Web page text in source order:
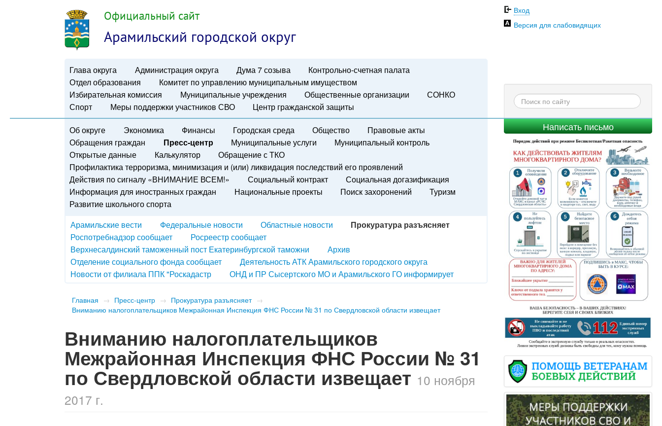
Официальный сайт
Арамильский городской округ
Глава округа Администрация округа Дума 7 созыва
Контрольно-счетная палата
Отдел образования
Комитет по управлению муниципальным имуществом
Избирательная комиссия
Муниципальные учреждения Общественные организации
СОНКО
Спорт
Меры поддержки участников СВО Центр гражданской защиты
Вход
Версия для слабовидящих
Написать письмо
Об округе Экономика Финансы Городская среда Общество
Правовые акты
Обращения граждан
Пресс-центр Муниципальные услуги
Муниципальный контроль
Открытые данные
Калькулятор
Обращение с ТКО
Профилактика терроризма, минимизация и (или) ликвидация последствий его проявлений
Действия по сигналу «ВНИМАНИЕ ВСЕМ!»
Социальный контракт
Социальная догазификация
Информация для иностранных граждан
Национальные проекты Поиск захоронений
Туризм
Развитие школьного спорта
Арамильские вести
Федеральные новости Областные новости
Прокуратура разъясняет
Роспотребнадзор сообщает
Росреестр сообщает
Верхнесалдинский таможенный пост Екатеринбургской таможни
Архив
Отделение социального фонда сообщает
Деятельность АТК Арамильского городского округа
Новости от филиала ППК "Роскадастр
ОНД и ПР Сысертского МО и Арамильского ГО информирует
Главная → Пресс-центр → Прокуратура разъясняет →
Вниманию налогоплательщиков Межрайонная Инспекция ФНС России № 31 по Свердловской области извещает
Вниманию налогоплательщиков
Межрайонная Инспекция ФНС России № 31
по Свердловской области извещает 10 ноября
2017 г.